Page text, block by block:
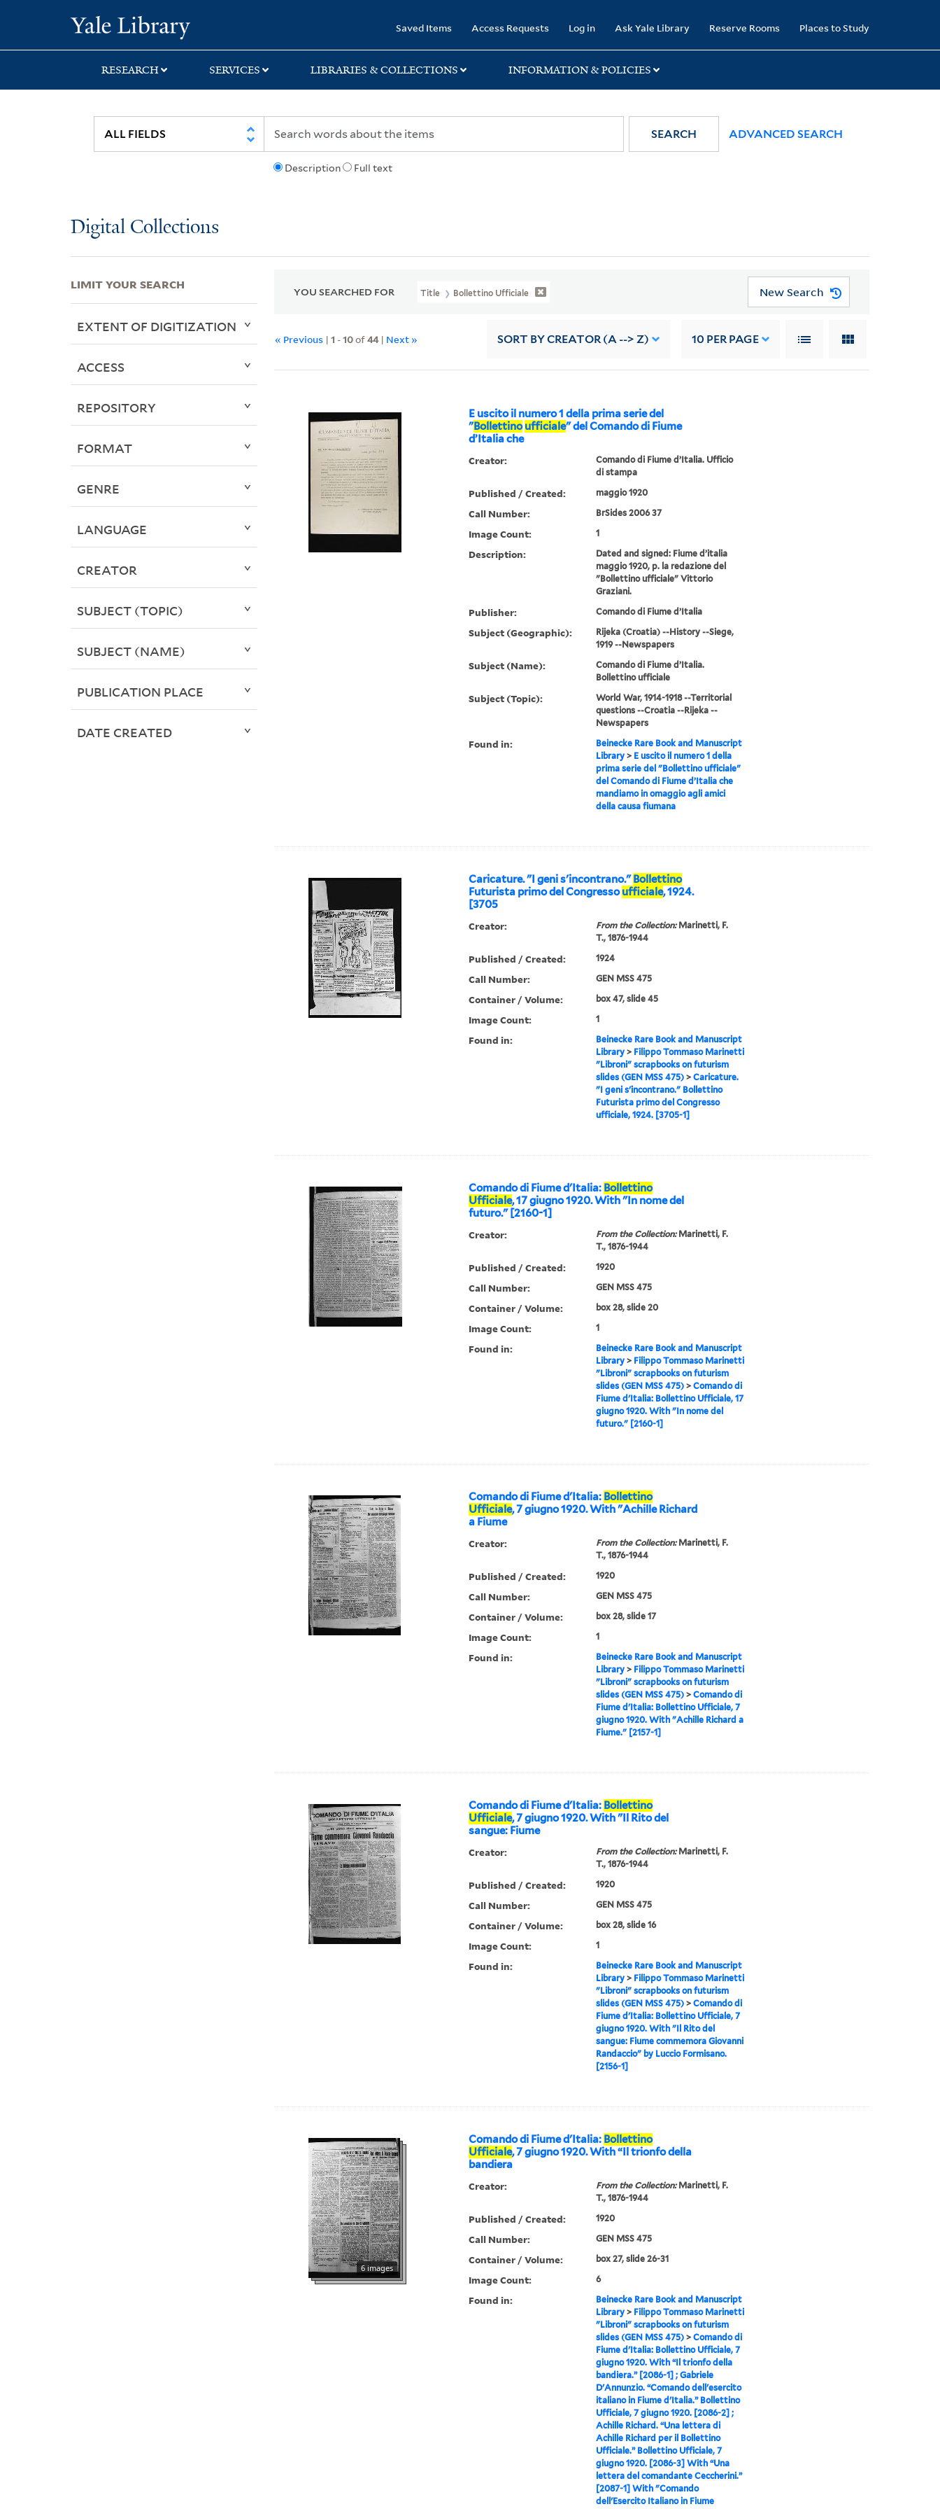
search
main
first
Saved Items Access Requests Log in Ask Yale Library Reserve Rooms Places to Study
RESEARCH SERVICES LIBRARIES & COLLECTIONS INFORMATION & POLICIES
Description Full text
SEARCH ADVANCED SEARCH
Digital Collections
YOU SEARCHED FOR Title Bollettino Ufficiale New Search
« Previous |1 -10of44| Next » SORT BY CREATOR (A --> Z) 10 PER PAGE
E uscito il numero 1 della prima serie del
"Bollettino ufficiale" del Comando di Fiume
d’Italia che
Creator:
Comando di Fiume d’Italia. Ufficio
di stampa
Published / Created: maggio 1920
Call Number: BrSides 2006 37
Image Count: 1
Description:
Dated and signed: Fiume d’italia
maggio 1920, p. la redazione del
"Bollettino ufficiale" Vittorio
Graziani.
Publisher: Comando di Fiume d’Italia
Subject (Geographic):
Rijeka (Croatia) --History --Siege,
1919 --Newspapers
Subject (Name):
Comando di Fiume d’Italia.
Bollettino ufficiale
Subject (Topic):
World War, 1914-1918 --Territorial
questions --Croatia --Rijeka --
Newspapers
Found in:
Beinecke Rare Book and Manuscript
Library> E uscito il numero 1 della
prima serie del "Bollettino ufficiale"
del Comando di Fiume d’Italia che
mandiamo in omaggio agli amici
della causa fiumana
Caricature. "I geni s'incontrano."Bollettino
Futurista primo del Congressoufficiale, 1924.
[3705
Creator: From the Collection:Marinetti, F.
T., 1876-1944
Published / Created: 1924
Call Number: GEN MSS 475
Container / Volume: box 47, slide 45
Image Count: 1
Found in:
Beinecke Rare Book and Manuscript
Library> Filippo Tommaso Marinetti
"Libroni" scrapbooks on futurism
slides (GEN MSS 475)> Caricature.
"I geni s'incontrano." Bollettino
Futurista primo del Congresso
ufficiale, 1924. [3705-1]
Comando di Fiume d'Italia: Bollettino
Ufficiale, 17 giugno 1920. With "In nome del
futuro." [2160-1]
Creator: From the Collection:Marinetti, F.
T., 1876-1944
Published / Created: 1920
Call Number: GEN MSS 475
Container / Volume: box 28, slide 20
Image Count: 1
Found in:
Beinecke Rare Book and Manuscript
Library> Filippo Tommaso Marinetti
"Libroni" scrapbooks on futurism
slides (GEN MSS 475)> Comando di
Fiume d'Italia: Bollettino Ufficiale, 17
giugno 1920. With "In nome del
futuro." [2160-1]
Comando di Fiume d'Italia: Bollettino
Ufficiale, 7 giugno 1920. With "Achille Richard
a Fiume
Creator: From the Collection:Marinetti, F.
T., 1876-1944
Published / Created: 1920
Call Number: GEN MSS 475
Container / Volume: box 28, slide 17
Image Count: 1
Found in:
Beinecke Rare Book and Manuscript
Library> Filippo Tommaso Marinetti
"Libroni" scrapbooks on futurism
slides (GEN MSS 475)> Comando di
Fiume d'Italia: Bollettino Ufficiale, 7
giugno 1920. With "Achille Richard a
Fiume." [2157-1]
Comando di Fiume d'Italia: Bollettino
Ufficiale, 7 giugno 1920. With "Il Rito del
sangue: Fiume
Creator: From the Collection:Marinetti, F.
T., 1876-1944
Published / Created: 1920
Call Number: GEN MSS 475
Container / Volume: box 28, slide 16
Image Count: 1
Found in:
Beinecke Rare Book and Manuscript
Library> Filippo Tommaso Marinetti
"Libroni" scrapbooks on futurism
slides (GEN MSS 475)> Comando di
Fiume d'Italia: Bollettino Ufficiale, 7
giugno 1920. With "Il Rito del
sangue: Fiume commemora Giovanni
Randaccio" by Luccio Formisano.
[2156-1]
Comando di Fiume d'Italia: Bollettino
Ufficiale, 7 giugno 1920. With “Il trionfo della
bandiera
6 images
Creator: From the Collection:Marinetti, F.
T., 1876-1944
Published / Created: 1920
Call Number: GEN MSS 475
Container / Volume: box 27, slide 26-31
Image Count: 6
Found in:
Beinecke Rare Book and Manuscript
Library> Filippo Tommaso Marinetti
"Libroni" scrapbooks on futurism
slides (GEN MSS 475)> Comando di
Fiume d'Italia: Bollettino Ufficiale, 7
giugno 1920. With “Il trionfo della
bandiera.” [2086-1] ; Gabriele
D'Annunzio. “Comando dell'esercito
italiano in Fiume d'Italia.” Bollettino
Ufficiale, 7 giugno 1920. [2086-2] ;
Achille Richard. “Una lettera di
Achille Richard per il Bollettino
Ufficiale.” Bollettino Ufficiale, 7
giugno 1920. [2086-3] With “Una
lettera del comandante Ceccherini.”
[2087-1] With "Comando
dell'Esercito Italiano in Fiume
LIMIT YOUR SEARCH
EXTENT OF DIGITIZATION
ACCESS
REPOSITORY
FORMAT
GENRE
LANGUAGE
CREATOR
SUBJECT (TOPIC)
SUBJECT (NAME)
PUBLICATION PLACE
DATE CREATED